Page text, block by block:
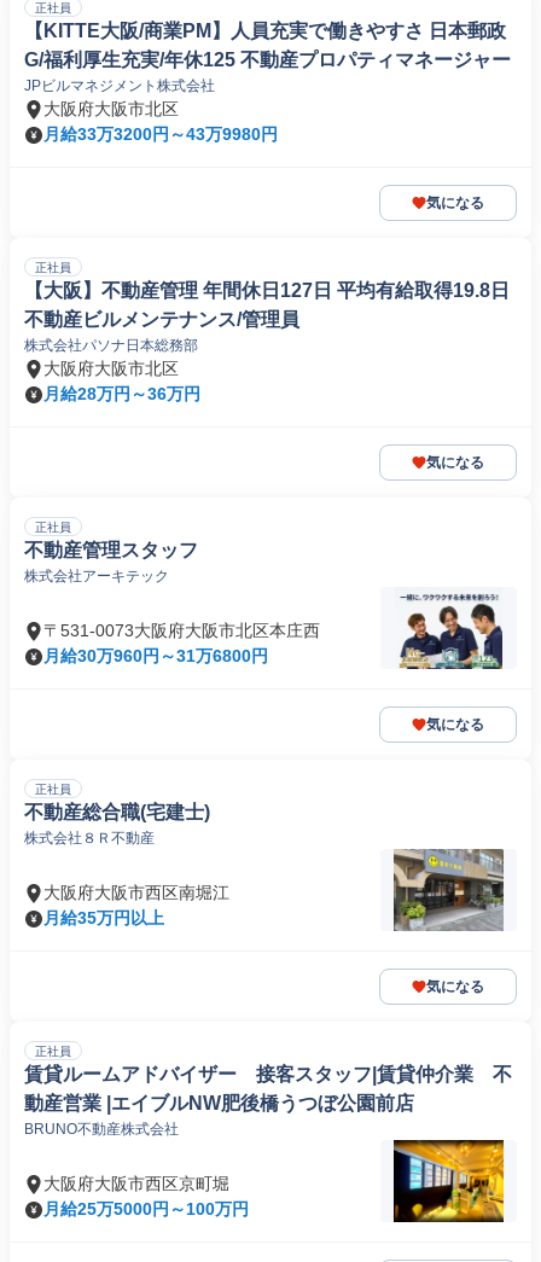
正社員
【KITTE大阪/商業PM】人員充実で働きやすさ 日本郵政
G/福利厚生充実/年休125 不動産プロパティマネージャー
JPビルマネジメント株式会社
大阪府大阪市北区
月給33万3200円～43万9980円
気になる
正社員
【大阪】不動産管理 年間休日127日 平均有給取得19.8日
不動産ビルメンテナンス/管理員
株式会社パソナ日本総務部
大阪府大阪市北区
月給28万円～36万円
気になる
正社員
不動産管理スタッフ
株式会社アーキテック
〒531-0073大阪府大阪市北区本庄西
月給30万960円～31万6800円
気になる
正社員
不動産総合職(宅建士)
株式会社８Ｒ不動産
大阪府大阪市西区南堀江
月給35万円以上
気になる
正社員
賃貸ルームアドバイザー 接客スタッフ|賃貸仲介業 不
動産営業 |エイブルNW肥後橋うつぼ公園前店
BRUNO不動産株式会社
大阪府大阪市西区京町堀
月給25万5000円～100万円